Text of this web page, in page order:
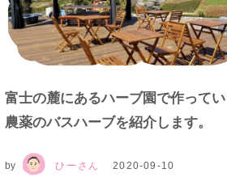
富士の麓にあるハーブ園で作って
農薬のバスハーブを紹介します。
by ひーさん 2020-09-10